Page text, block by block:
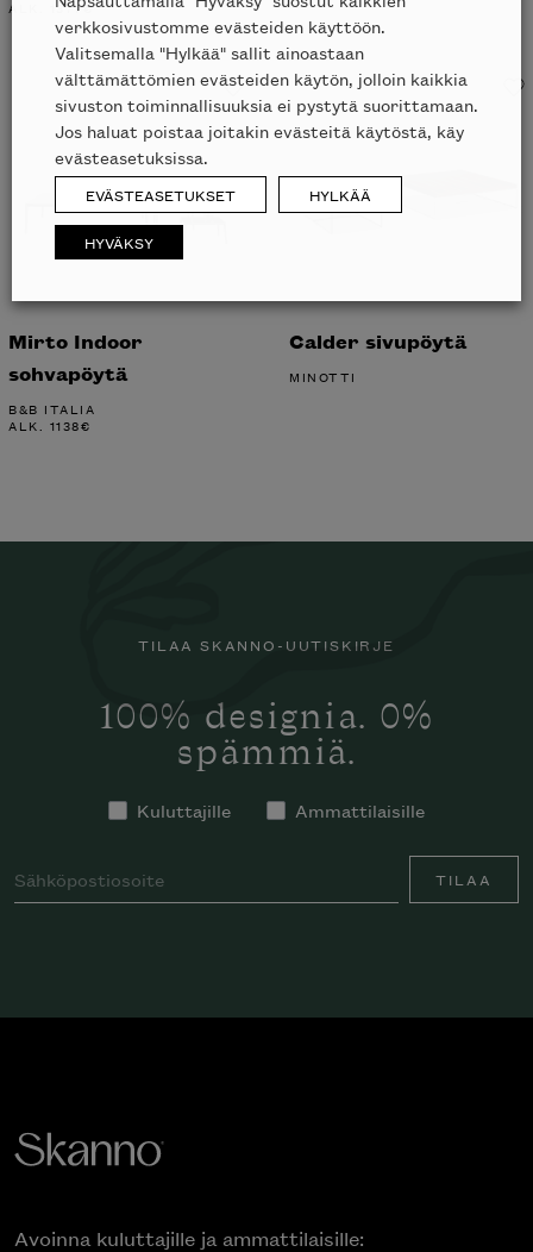
ALK. 1377€
Mirto Indoor
sohvapöytä
B&B ITALIA
ALK. 1138€
Calder sivupöytä
MINOTTI
TILAA SKANNO-UUTISKIRJE
100% designia. 0%
spämmiä.
Kuluttajille Ammattilaisille
TILAA
Avoinna kuluttajille ja ammattilaisille:
verkkosivustomme evästeiden käyttöön.
Valitsemalla "Hylkää" sallit ainoastaan
välttämättömien evästeiden käytön, jolloin kaikkia
sivuston toiminnallisuuksia ei pystytä suorittamaan.
Jos haluat poistaa joitakin evästeitä käytöstä, käy
evästeasetuksissa.
EVÄSTEASETUKSET HYLKÄÄ
HYVÄKSY